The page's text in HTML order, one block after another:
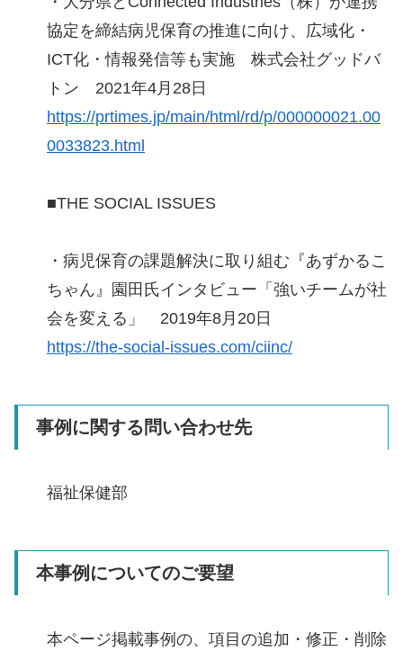
協定を締結病児保育の推進に向け、広域化・
ICT化・情報発信等も実施 株式会社グッドバ
トン 2021年4月28日
https://prtimes.jp/main/html/rd/p/000000021.00
0033823.html
■THE SOCIAL ISSUES
・病児保育の課題解決に取り組む『あずかるこ
ちゃん』園田氏インタビュー「強いチームが社
会を変える」 2019年8月20日
https://the-social-issues.com/ciinc/
事例に関する問い合わせ先
福祉保健部
本事例についてのご要望
本ページ掲載事例の、項目の追加・修正・削除